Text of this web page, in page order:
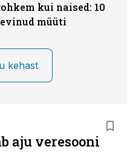
kui naised: 10
müüti
kehast
aju veresooni